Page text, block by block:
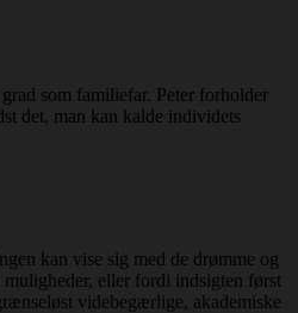
som familiefar. Peter forholder
det, man kan kalde individets
kan vise sig med de drømme og
eller fordi indsigten først
videbegærlige, akademiske